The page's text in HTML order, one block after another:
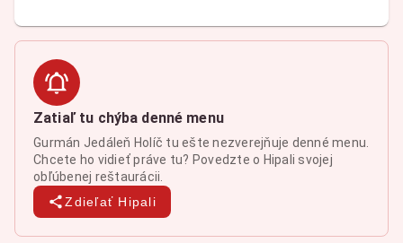
Zatiaľ tu chýba denné menu
Gurmán Jedáleň Holíč tu ešte nezverejňuje denné menu.
Chcete ho vidieť práve tu? Povedzte o Hipali svojej
obľúbenej reštaurácii.
Zdieľať Hipali